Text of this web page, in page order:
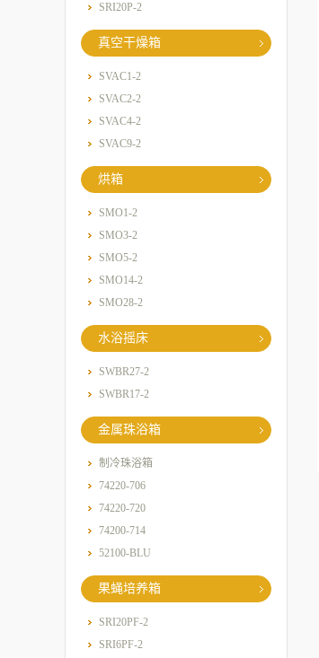
SRI20P-2
真空干燥箱
SVAC1-2
SVAC2-2
SVAC4-2
SVAC9-2
烘箱
SMO1-2
SMO3-2
SMO5-2
SMO14-2
SMO28-2
水浴摇床
SWBR27-2
SWBR17-2
金属珠浴箱
制冷珠浴箱
74220-706
74220-720
74200-714
52100-BLU
果蝇培养箱
SRI20PF-2
SRI6PF-2